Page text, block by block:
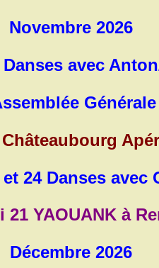
Novembre 2026
avec
Générale
24 Danses avec
21 YAOUANK à
Décembre 2026